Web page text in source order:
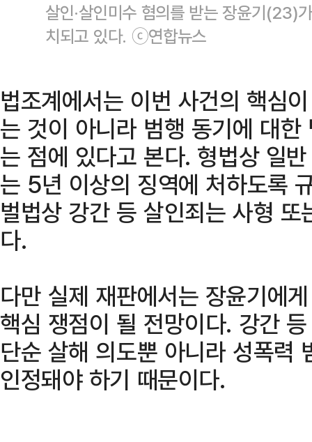
살인·살인미수 혐의를 받는 장윤기(23)
치되고 있다. ⓒ연합뉴스
법조계에서는 이번 사건의 핵심
는 것이 아니라 범행 동기에 대
는 점에 있다고 본다. 형법상 일
는 5년 이상의 징역에 처하도록
벌법상 강간 등 살인죄는 사형
다.
다만 실제 재판에서는 장윤기에
핵심 쟁점이 될 전망이다. 강간
단순 살해 의도뿐 아니라 성폭력
인정돼야 하기 때문이다.